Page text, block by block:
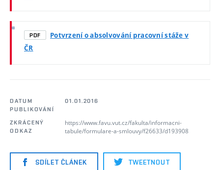
PDF
Potvrzení o absolvování pracovní stáže v
ČR
DATUM
PUBLIKOVÁNÍ
01.01.2016
ZKRÁCENÝ
ODKAZ
https://www.favu.vut.cz/fakulta/informacni-
tabule/formulare-a-smlouvy/f26633/d193908
SDÍLET ČLÁNEK TWEETNOUT